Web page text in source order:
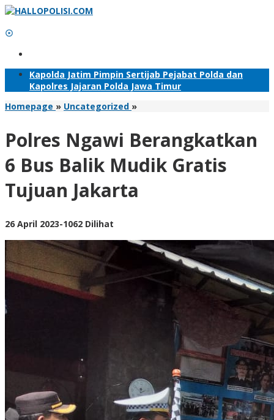
Lewati
konten
Kapolda Jatim Pimpin Sertijab Pejabat Polda dan
Kapolres Jajaran Polda Jawa Timur
Homepage » Uncategorized »Polres
6
Balik
Mudik
Gratis
Tujuan
Polres Ngawi Berangkatkan
6 Bus Balik Mudik Gratis
Tujuan Jakarta
26 April 2023oleh
-1062 Dilihat